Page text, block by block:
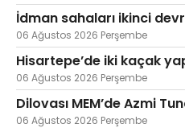
İdman sahaları ikinci
06 Ağustos 2026 Perşembe
Hisartepe’de iki kaçak
06 Ağustos 2026 Perşembe
Dilovası MEM’de Azmi
06 Ağustos 2026 Perşembe